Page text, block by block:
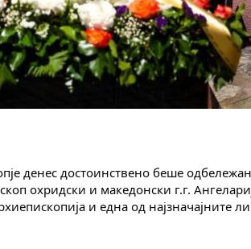
денес достоинствено беше
охридски и македонски г.г.
и една од најзначајните